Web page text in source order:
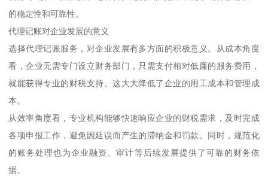
的稳定性和可靠性。
代理记账对企业发展的意义
选择代理记账服务，对企业发展有多方面的积极意义。从成本角度
看，企业无需专门设立财务部门，只需支付相对低廉的服务费用，
就能获得专业的财税支持。这大大降低了企业的用工成本和管理成
本。
从效率角度看，专业机构能够快速响应企业的财税需求，及时完成
各项申报工作，避免因延误而产生的滞纳金和罚款。同时，规范化
的账务处理也为企业融资、审计等后续发展提供了可靠的财务依
据。